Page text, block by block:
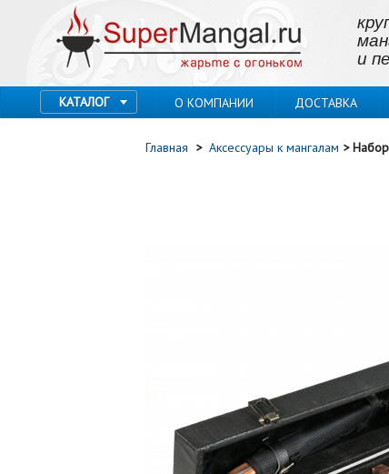
и
КАТАЛОГ О КОМПАНИИ ДОСТАВКА
Главная > Аксессуары к мангалам >